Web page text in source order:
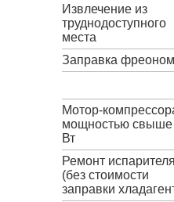
Извлечение из
труднодоступного
места
Заправка фреоном
Мотор-
мощностью свыше
Вт
Ремонт испарителя
(без стоимости
заправки